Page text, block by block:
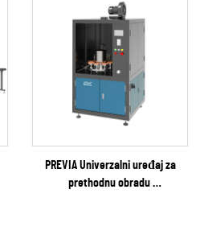
PREVIA Univerzalni uređaj za
prethodnu obradu